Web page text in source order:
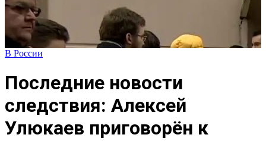
В России
Последние новости
следствия: Алексей
Улюкаев приговорён к